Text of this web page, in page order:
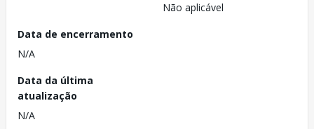
Não aplicável
Data de encerramento
N/A
Data da última
atualização
N/A